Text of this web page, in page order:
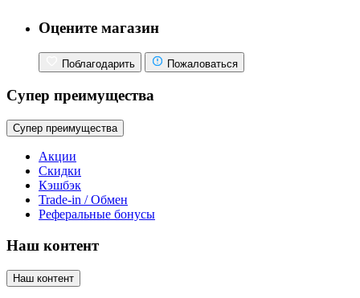
Оцените магазин
Поблагодарить Пожаловаться
Супер преимущества
Супер преимущества
Акции
Скидки
Кэшбэк
Trade-in / Обмен
Реферальные бонусы
Наш контент
Наш контент